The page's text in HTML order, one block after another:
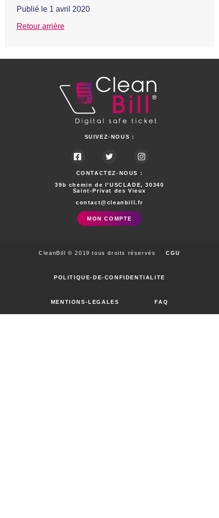
Publié le 1 avril 2020
Retour arrière
SUIVEZ-NOUS :
CONTACTEZ-NOUS :
39b chemin de l’USCLADE, 30340
Saint-Privat des Vieux
contact@cleanbill.fr
MON COMPTE
CleanBill © 2019 tous droits réservés CGU
POLITIQUE-DE-CONFIDENTIALITE
MENTIONS-LEGALES FAQ